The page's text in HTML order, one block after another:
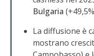
Bulgaria
La diffusione è
mostrano